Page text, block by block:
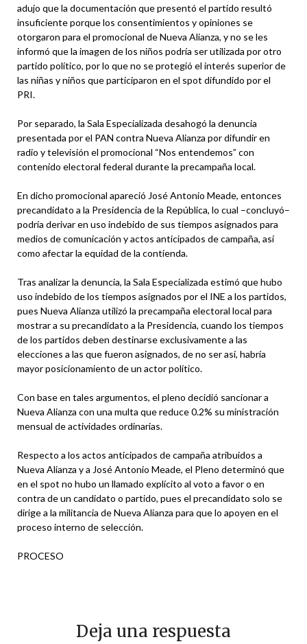
adujo que la documentación que presentó el partido resultó
insuficiente porque los consentimientos y opiniones se
otorgaron para el promocional de Nueva Alianza, y no se les
informó que la imagen de los niños podría ser utilizada por otro
partido político, por lo que no se protegió el interés superior de
las niñas y niños que participaron en el spot difundido por el
PRI.
Por separado, la Sala Especializada desahogó la denuncia
presentada por el PAN contra Nueva Alianza por difundir en
radio y televisión el promocional “Nos entendemos” con
contenido electoral federal durante la precampaña local.
En dicho promocional apareció José Antonio Meade, entonces
precandidato a la Presidencia de la República, lo cual –concluyó–
podría derivar en uso indebido de sus tiempos asignados para
medios de comunicación y actos anticipados de campaña, así
como afectar la equidad de la contienda.
Tras analizar la denuncia, la Sala Especializada estimó que hubo
uso indebido de los tiempos asignados por el INE a los partidos,
pues Nueva Alianza utilizó la precampaña electoral local para
mostrar a su precandidato a la Presidencia, cuando los tiempos
de los partidos deben destinarse exclusivamente a las
elecciones a las que fueron asignados, de no ser así, habría
mayor posicionamiento de un actor político.
Con base en tales argumentos, el pleno decidió sancionar a
Nueva Alianza con una multa que reduce 0.2% su ministración
mensual de actividades ordinarias.
Respecto a los actos anticipados de campaña atribuidos a
Nueva Alianza y a José Antonio Meade, el Pleno determinó que
en el spot no hubo un llamado explícito al voto a favor o en
contra de un candidato o partido, pues el precandidato solo se
dirige a la militancia de Nueva Alianza para que lo apoyen en el
proceso interno de selección.
PROCESO
Deja una respuesta